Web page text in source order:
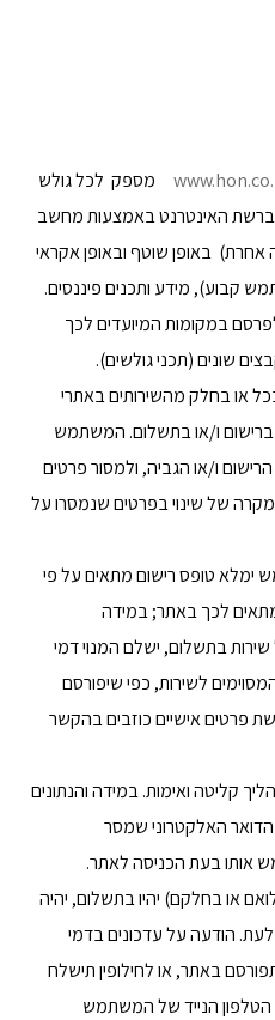
מספק לכל גולש
האינטרנט באמצעות מחשב
אחרת) באופן שוטף ובאופן אקראי
קבוע), מידע ותכנים פיננסים.
במקומות המיועדים לכך
שונים (תכני גולשים).
או בחלק מהשירותים באתרי
ברישום ו/או בתשלום. המשתמש
ו/או הגביה, ולמסור פרטים
מקרה של שינוי בפרטים שנמסרו על
ימלא טופס רישום מתאים על פי
לכך באתר; במידה
בתשלום, ישלם המנוי דמי
לשירות, כפי שיפורסם
פרטים אישיים כוזבים בהקשר
קליטה ואימות. במידה והנתונים
האלקטרוני שמסר
בעת הכניסה לאתר.
או בחלקם) יהיו בתשלום, יהיה
הודעה על עדכונים בדמי
באתר, או לחילופין תישלח
הטלפון הנייד של המשתמש